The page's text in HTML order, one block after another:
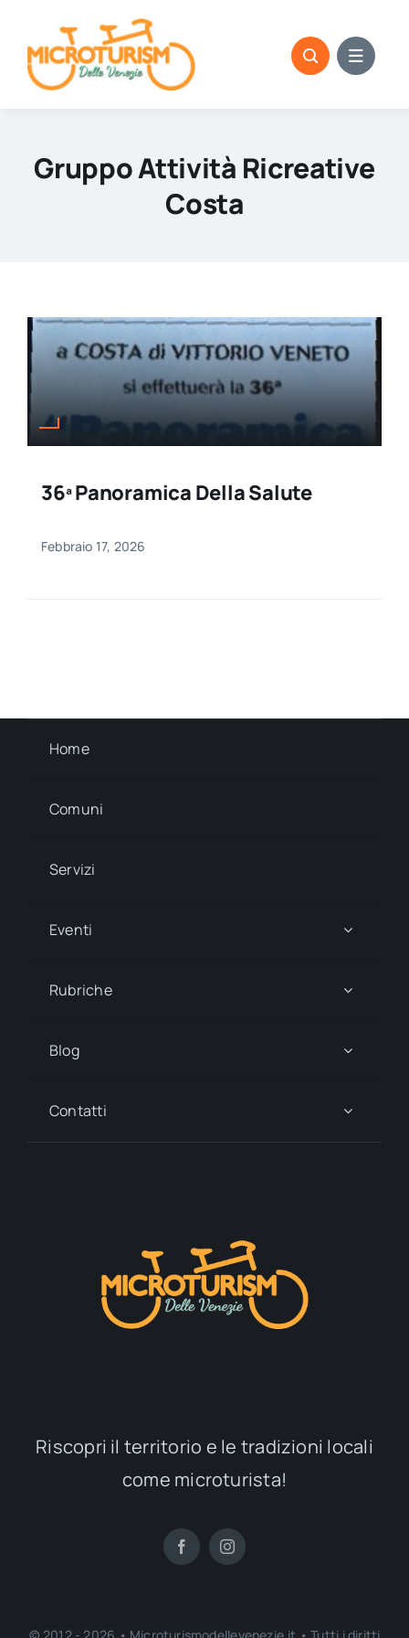
content
Gruppo Attività Ricreative
Costa
36ª Panoramica Della Salute
Febbraio 17, 2026
Home
Comuni
Servizi
Eventi
Rubriche
Blog
Contatti
Riscopri il territorio e le tradizioni locali
come microturista!